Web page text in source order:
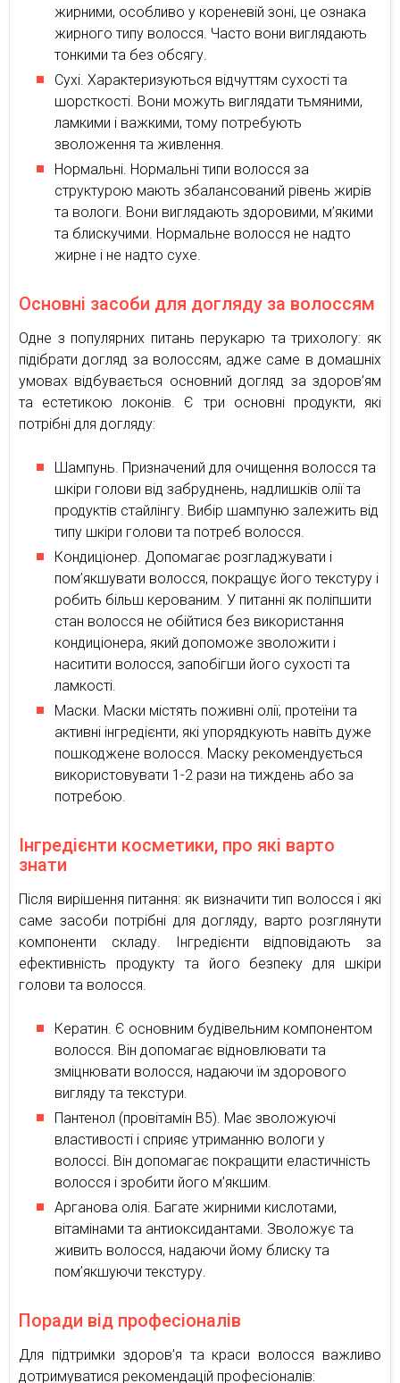
жирними, особливо у кореневій зоні, це ознака
жирного типу волосся. Часто вони виглядають
тонкими та без обсягу.
Сухі. Характеризуються відчуттям сухості та
шорсткості. Вони можуть виглядати тьмяними,
ламкими і важкими, тому потребують
зволоження та живлення.
Нормальні. Нормальні типи волосся за
структурою мають збалансований рівень жирів
та вологи. Вони виглядають здоровими, м’якими
та блискучими. Нормальне волосся не надто
жирне і не надто сухе.
Основні засоби для догляду за волоссям
Одне з популярних питань перукарю та трихологу: як
підібрати догляд за волоссям, адже саме в домашніх
умовах відбувається основний догляд за здоров’ям
та естетикою локонів. Є три основні продукти, які
потрібні для догляду:
Шампунь. Призначений для очищення волосся та
шкіри голови від забруднень, надлишків олії та
продуктів стайлінгу. Вибір шампуню залежить від
типу шкіри голови та потреб волосся.
Кондиціонер. Допомагає розгладжувати і
пом’якшувати волосся, покращує його текстуру і
робить більш керованим. У питанні як поліпшити
стан волосся не обійтися без використання
кондиціонера, який допоможе зволожити і
наситити волосся, запобігши його сухості та
ламкості.
Маски. Маски містять поживні олії, протеїни та
активні інгредієнти, які упорядкують навіть дуже
пошкоджене волосся. Маску рекомендується
використовувати 1-2 рази на тиждень або за
потребою.
Інгредієнти косметики, про які варто
знати
Після вирішення питання: як визначити тип волосся і які
саме засоби потрібні для догляду, варто розглянути
компоненти складу. Інгредієнти відповідають за
ефективність продукту та його безпеку для шкіри
голови та волосся.
Кератин. Є основним будівельним компонентом
волосся. Він допомагає відновлювати та
зміцнювати волосся, надаючи їм здорового
вигляду та текстури.
Пантенол (провітамін В5). Має зволожуючі
властивості і сприяє утриманню вологи у
волоссі. Він допомагає покращити еластичність
волосся і зробити його м’якшим.
Арганова олія. Багате жирними кислотами,
вітамінами та антиоксидантами. Зволожує та
живить волосся, надаючи йому блиску та
пом’якшуючи текстуру.
Поради від професіоналів
Для підтримки здоров’я та краси волосся важливо
дотримуватися рекомендацій професіоналів: